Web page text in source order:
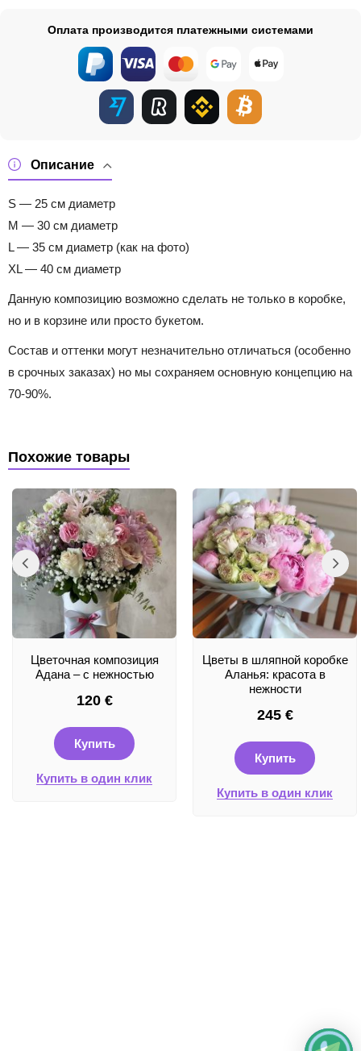
Описание
S — 25 см диаметр
M — 30 см диаметр
L — 35 см диаметр (как на фото)
XL — 40 см диаметр
Данную композицию возможно сделать не только в коробке,
но и в корзине или просто букетом.
Состав и оттенки могут незначительно отличаться (особенно
в срочных заказах) но мы сохраняем основную концепцию на
70-90%.
Оплата производится платежными системами
Похожие товары
Цветочная композиция
Адана – с нежностью
120 €
Купить
Купить в один клик
Цветы в шляпной коробке
Аланья: красота в
нежности
245 €
Купить
Купить в один клик